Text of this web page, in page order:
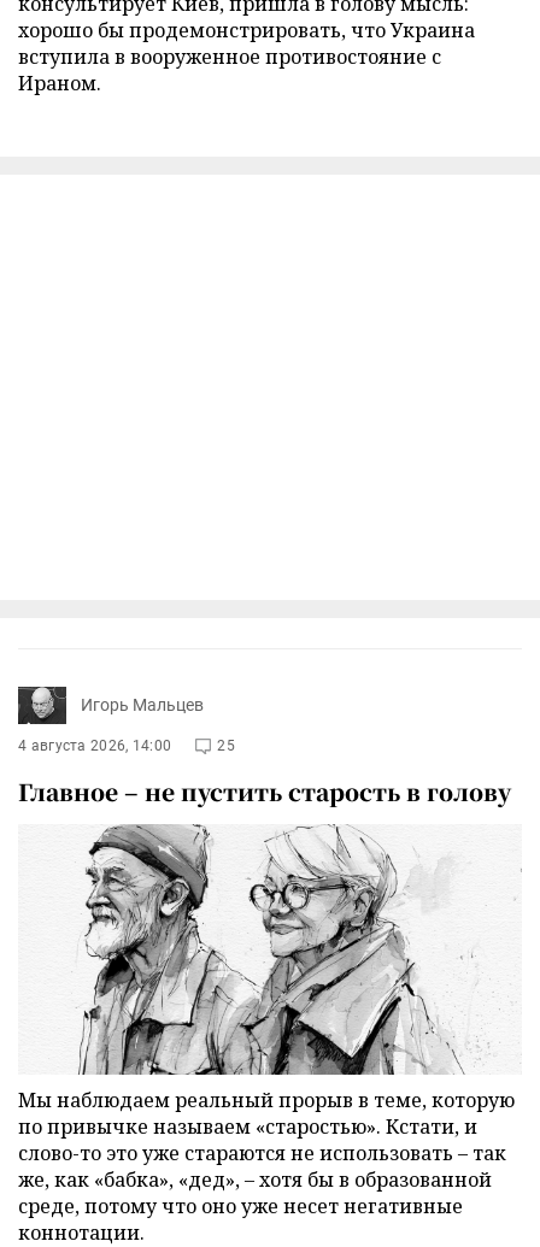
хорошо бы продемонстрировать, что Украина
вступила в вооруженное противостояние с
Ираном.
Игорь Мальцев
4 августа 2026, 14:00 25
Главное – не пустить старость в голову
Мы наблюдаем реальный прорыв в теме, которую
по привычке называем «старостью». Кстати, и
слово-то это уже стараются не использовать – так
же, как «бабка», «дед», – хотя бы в образованной
среде, потому что оно уже несет негативные
коннотации.